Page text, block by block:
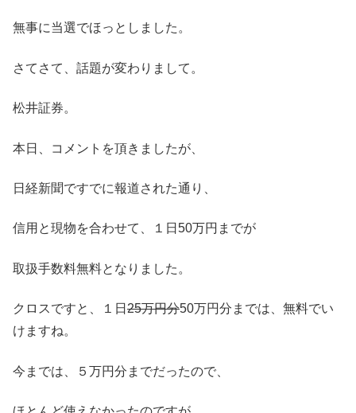
無事に当選でほっとしました。
さてさて、話題が変わりまして。
松井証券。
本日、コメントを頂きましたが、
日経新聞ですでに報道された通り、
信用と現物を合わせて、１日50万円までが
取扱手数料無料となりました。
クロスですと、１日 25万円分50万円分までは、無料でい
けますね。
今までは、５万円分までだったので、